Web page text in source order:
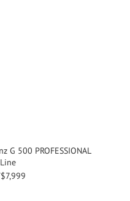
G 500 PROFESSIONAL
Line